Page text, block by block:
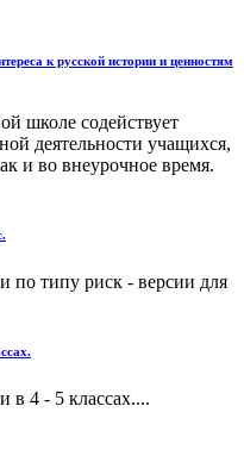
к русской истории и ценностям
школе содействует
деятельности учащихся,
и во внеурочное время.
по типу риск - версии для
в 4 - 5 классах....